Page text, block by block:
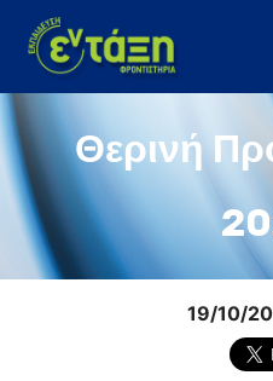
Θερινή
19/10/